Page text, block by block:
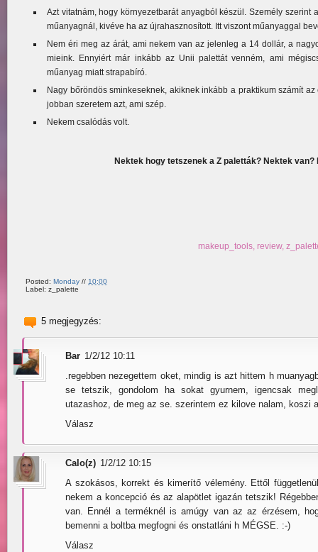
Azt vitatnám, hogy környezetbarát anyagból készül. Személy szerint
műanyagnál, kivéve ha az újrahasznosított. Itt viszont műanyaggal
Nem éri meg az árát, ami nekem van az jelenleg a 14 dollár, a
mieink. Ennyiért már inkább az Unii palettát venném, ami
műanyag miatt strapabíró.
Nagy bőröndös sminkeseknek, akiknek inkább a praktikum számít
jobban szeretem azt, ami szép.
Nekem csalódás volt.
Nektek hogy tetszenek a Z paletták? Nektek
makeup_tools, review,
Posted: Monday // 10:00
Label: z_palette
5 megjegyzés:
Bar 1/2/12 10:11
.regebben nezegettem oket, mindig is azt hittem h
se tetszik, gondolom ha sokat gyurnem, igencsak
utazashoz, de meg az se. szerintem ez kilove nalam, koszi
Válasz
Calo(z) 1/2/12 10:15
A szokásos, korrekt és kimerítő vélemény. Ettől
nekem a koncepció és az alapötlet igazán tetszik!
van. Ennél a terméknél is amúgy van az az érzésem,
bemenni a boltba megfogni és onstatláni h MÉGSE. :-)
Válasz